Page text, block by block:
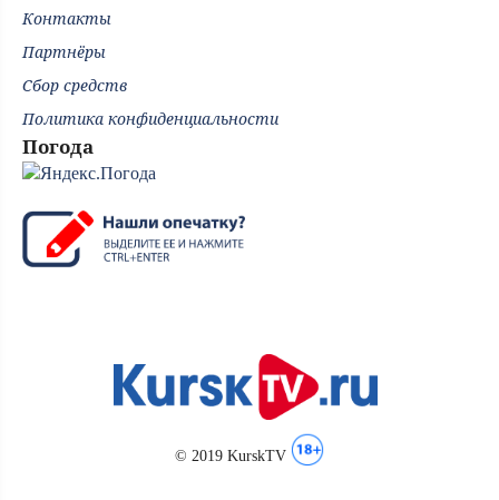
Контакты
Партнёры
Сбор средств
Политика конфиденциальности
Погода
© 2019 KurskTV